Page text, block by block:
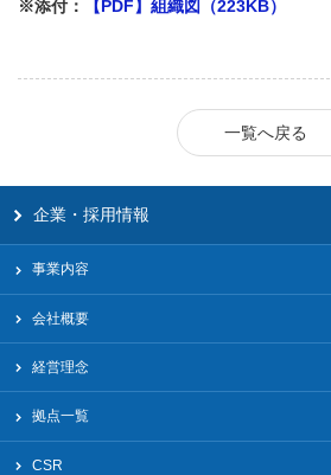
※添付：
【PDF】組織図（223KB）
一覧へ戻る
企業・採用情報
事業内容
会社概要
経営理念
拠点一覧
CSR